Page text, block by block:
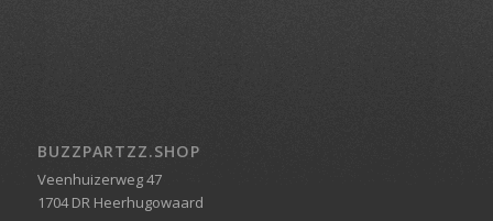
BUZZPARTZZ.SHOP
Veenhuizerweg 47
1704 DR Heerhugowaard